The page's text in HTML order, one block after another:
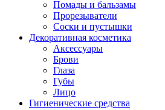
Помады и бальзамы
Прорезыватели
Соски и пустышки
Декоративная косметика
Аксессуары
Брови
Глаза
Губы
Лицо
Гигиенические средства